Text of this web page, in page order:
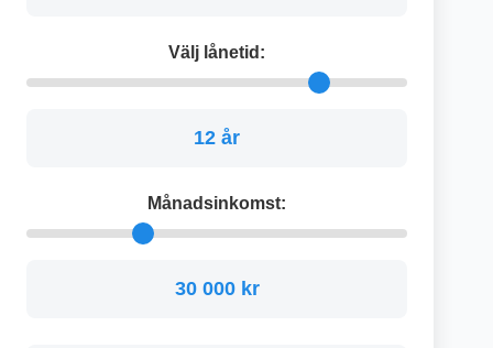
Välj lånetid:
12 år
Månadsinkomst:
30 000 kr